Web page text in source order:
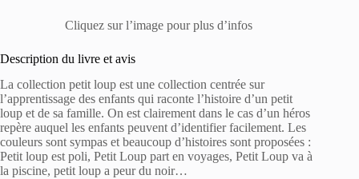
Cliquez sur l’image pour plus d’infos
Description du livre et avis
La collection petit loup est une collection centrée sur
l’apprentissage des enfants qui raconte l’histoire d’un petit
loup et de sa famille. On est clairement dans le cas d’un héros
repère auquel les enfants peuvent d’identifier facilement. Les
couleurs sont sympas et beaucoup d’histoires sont proposées :
Petit loup est poli, Petit Loup part en voyages, Petit Loup va à
la piscine, petit loup a peur du noir…